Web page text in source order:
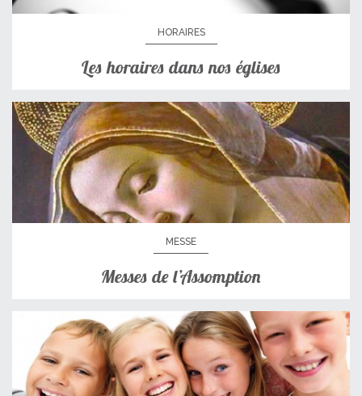
HORAIRES
Les horaires dans nos églises
MESSE
Messes de l’Assomption